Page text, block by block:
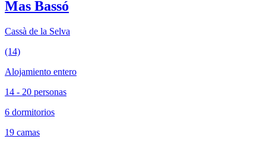
Mas Bassó
Cassà de la Selva
(14)
Alojamiento entero
14 - 20 personas
6 dormitorios
19 camas